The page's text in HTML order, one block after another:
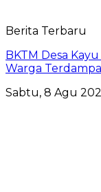
Berita Terbaru
BKTM Desa
Warga
Sabtu, 8 Agu